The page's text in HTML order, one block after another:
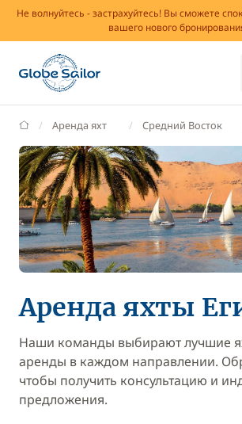
Не волнуйтесь - застрахуйтесь! Вы сможете
вашего нового
GlobeSailor
Аренда яхт Средний Восток
Аренда яхты
Наши команды выбирают лучшие
аренды в каждом направлении.
чтобы получить консультацию и
предложения.